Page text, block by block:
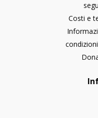
Costi e